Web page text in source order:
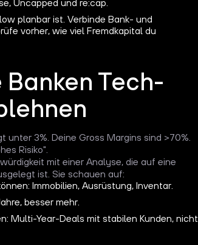
planbar ist. Verbinde Bank- und
vorher, wie viel Fremdkapital du
Tech-
3%. Deine Gross Margins sind >70%.
Risiko".
mit einer Analyse, die auf eine
ist. Sie schauen auf:
Immobilien, Ausrüstung, Inventar.
besser mehr.
Multi-Year-Deals mit stabilen Kunden, nicht